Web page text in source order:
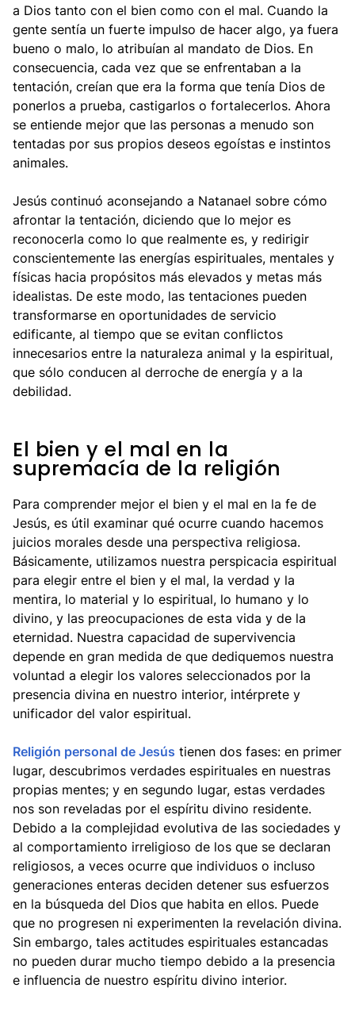
a Dios tanto con el bien como con el mal. Cuando la
gente sentía un fuerte impulso de hacer algo, ya fuera
bueno o malo, lo atribuían al mandato de Dios. En
consecuencia, cada vez que se enfrentaban a la
tentación, creían que era la forma que tenía Dios de
ponerlos a prueba, castigarlos o fortalecerlos. Ahora
se entiende mejor que las personas a menudo son
tentadas por sus propios deseos egoístas e instintos
animales.
Jesús continuó aconsejando a Natanael sobre cómo
afrontar la tentación, diciendo que lo mejor es
reconocerla como lo que realmente es, y redirigir
conscientemente las energías espirituales, mentales y
físicas hacia propósitos más elevados y metas más
idealistas. De este modo, las tentaciones pueden
transformarse en oportunidades de servicio
edificante, al tiempo que se evitan conflictos
innecesarios entre la naturaleza animal y la espiritual,
que sólo conducen al derroche de energía y a la
debilidad.
El bien y el mal en la
supremacía de la religión
Para comprender mejor el bien y el mal en la fe de
Jesús, es útil examinar qué ocurre cuando hacemos
juicios morales desde una perspectiva religiosa.
Básicamente, utilizamos nuestra perspicacia espiritual
para elegir entre el bien y el mal, la verdad y la
mentira, lo material y lo espiritual, lo humano y lo
divino, y las preocupaciones de esta vida y de la
eternidad. Nuestra capacidad de supervivencia
depende en gran medida de que dediquemos nuestra
voluntad a elegir los valores seleccionados por la
presencia divina en nuestro interior, intérprete y
unificador del valor espiritual.
Religión personal de Jesús tienen dos fases: en primer
lugar, descubrimos verdades espirituales en nuestras
propias mentes; y en segundo lugar, estas verdades
nos son reveladas por el espíritu divino residente.
Debido a la complejidad evolutiva de las sociedades y
al comportamiento irreligioso de los que se declaran
religiosos, a veces ocurre que individuos o incluso
generaciones enteras deciden detener sus esfuerzos
en la búsqueda del Dios que habita en ellos. Puede
que no progresen ni experimenten la revelación divina.
Sin embargo, tales actitudes espirituales estancadas
no pueden durar mucho tiempo debido a la presencia
e influencia de nuestro espíritu divino interior.